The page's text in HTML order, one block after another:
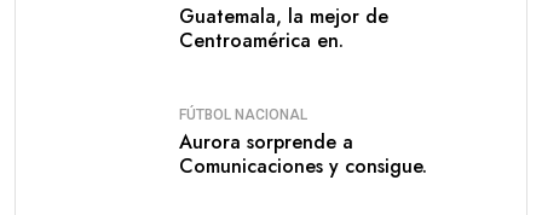
Guatemala, la mejor de
Centroamérica en.
FÚTBOL NACIONAL
Aurora sorprende a
Comunicaciones y consigue.